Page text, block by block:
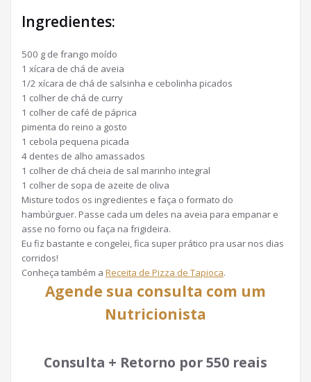
Ingredientes:
500 g de frango moído
1 xícara de chá de aveia
1/2 xícara de chá de salsinha e cebolinha picados
1 colher de chá de curry
1 colher de café de páprica
pimenta do reino a gosto
1 cebola pequena picada
4 dentes de alho amassados
1 colher de chá cheia de sal marinho integral
1 colher de sopa de azeite de oliva
Misture todos os ingredientes e faça o formato do
hambúrguer. Passe cada um deles na aveia para empanar e
asse no forno ou faça na frigideira.
Eu fiz bastante e congelei, fica super prático pra usar nos dias
corridos!
Conheça também a Receita de Pizza de Tapioca.
Agende sua consulta com um
Nutricionista
Consulta + Retorno por 550 reais